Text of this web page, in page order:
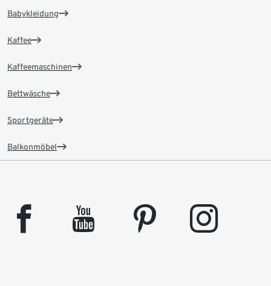
Babykleidung
Kaffee
Kaffeemaschinen
Bettwäsche
Sportgeräte
Balkonmöbel
facebook youtube pinterest instagram